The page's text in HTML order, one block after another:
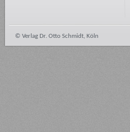
© Verlag Dr. Otto Schmidt, Köln